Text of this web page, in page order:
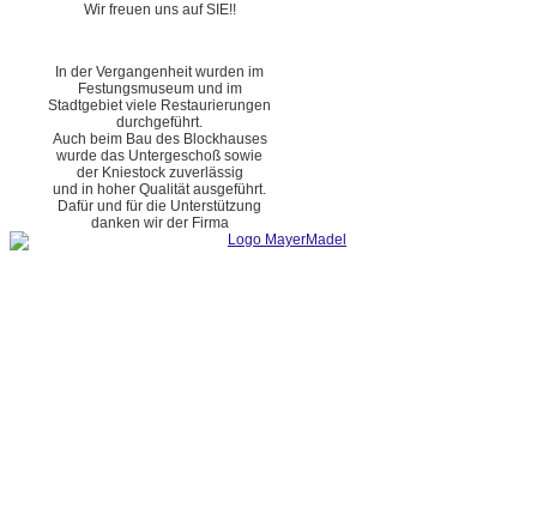
Wir freuen uns auf SIE!!
In der Vergangenheit wurden im
Festungsmuseum und im
Stadtgebiet viele Restaurierungen
durchgeführt.
Auch beim Bau des Blockhauses
wurde das Untergeschoß sowie
der Kniestock zuverlässig
und in hoher Qualität ausgeführt.
Dafür und für die Unterstützung
danken wir der Firma